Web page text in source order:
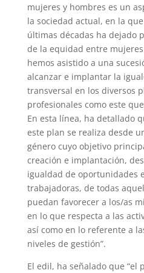
mujeres y hombres es un
la sociedad actual, en la
últimas décadas ha dejado
de la equidad entre
hemos asistido a una
alcanzar e implantar la
transversal en los diversos
profesionales como este
En esta línea, ha detallado
este plan se realiza desde
género cuyo objetivo
creación e implantación,
igualdad de oportunidades
trabajadoras, de todas
puedan favorecer a los/as
en lo que respecta a las
así como en lo referente a
niveles de gestión”.
El edil, ha señalado que “el